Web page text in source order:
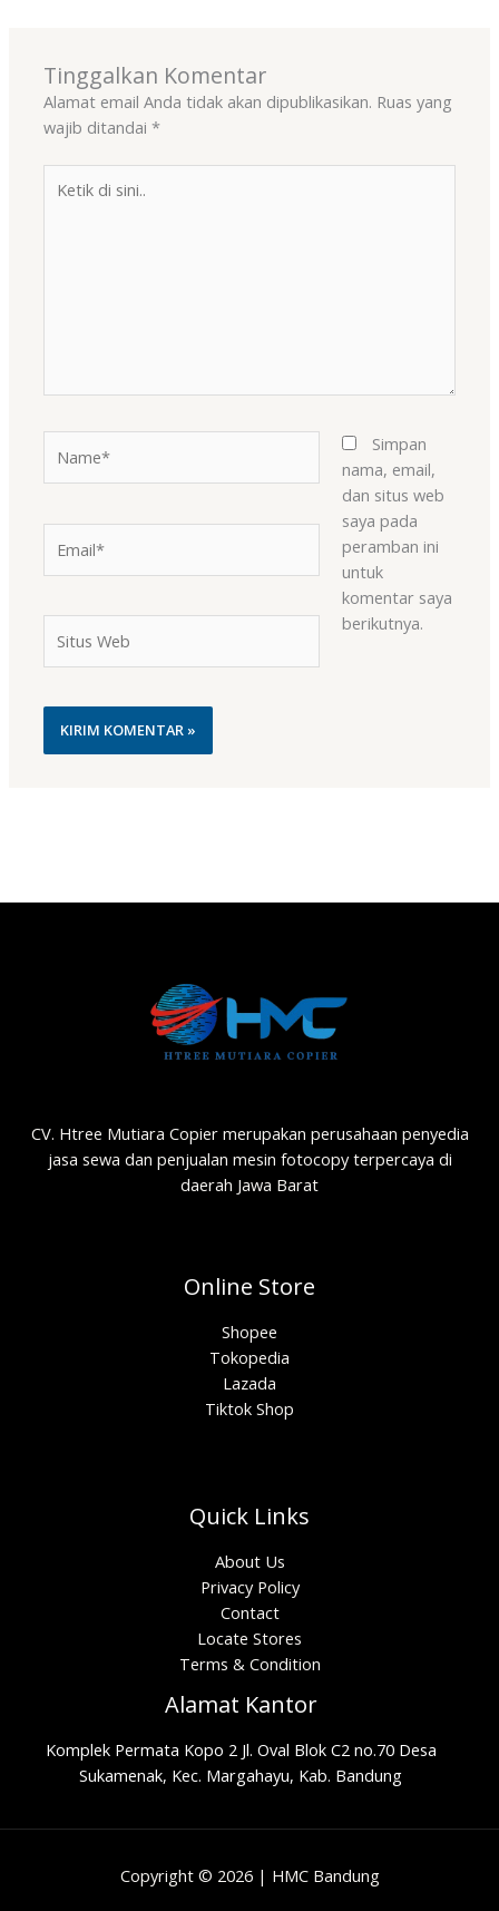
Tinggalkan Komentar
Alamat email Anda tidak akan dipublikasikan. Ruas yang
wajib ditandai*
Web
Simpan
nama, email,
dan situs web
saya pada
peramban ini
untuk
komentar saya
berikutnya.
CV. Htree Mutiara Copier merupakan perusahaan penyedia
jasa sewa dan penjualan mesin fotocopy terpercaya di
daerah Jawa Barat
Online Store
Shopee
Tokopedia
Lazada
Tiktok Shop
Quick Links
About Us
Privacy Policy
Contact
Locate Stores
Terms & Condition
Alamat Kantor
Komplek Permata Kopo 2 Jl. Oval Blok C2 no.70 Desa
Sukamenak, Kec. Margahayu, Kab. Bandung
Copyright © 2026 | HMC Bandung